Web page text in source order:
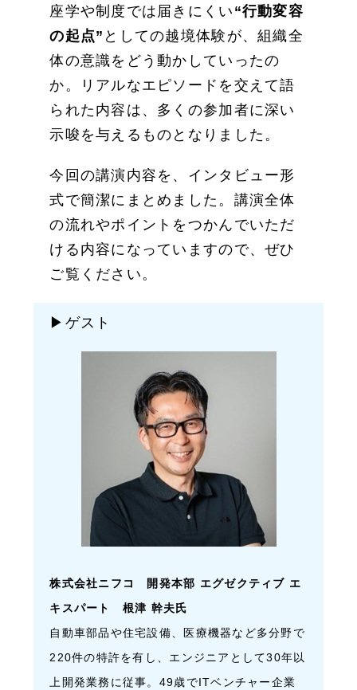
座学や制度では届きにくい “行動変容
の起点” としての越境体験が、組織全
体の意識をどう動かしていったの
か。リアルなエピソードを交えて語
られた内容は、多くの参加者に深い
示唆を与えるものとなりました。
今回の講演内容を、インタビュー形
式で簡潔にまとめました。講演全体
の流れやポイントをつかんでいただ
ける内容になっていますので、ぜひ
ご覧ください。
▶ゲスト
株式会社ニフコ 開発本部 エグゼクティブ エ
キスパート 根津 幹夫氏
自動車部品や住宅設備、医療機器など多分野で
220件の特許を有し、エンジニアとして30年以
上開発業務に従事。49歳でITベンチャー企業